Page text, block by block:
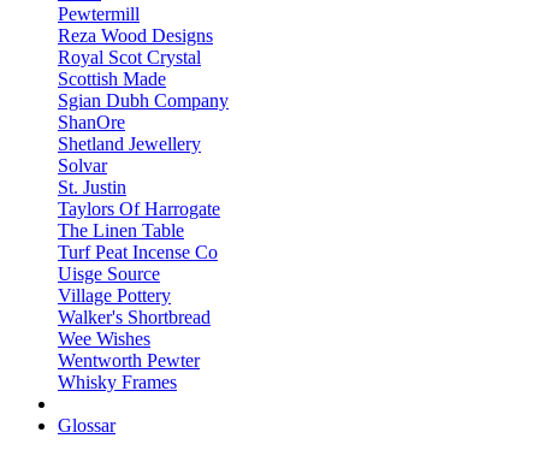
Pewtermill
Reza Wood Designs
Royal Scot Crystal
Scottish Made
Sgian Dubh Company
ShanOre
Shetland Jewellery
Solvar
St. Justin
Taylors Of Harrogate
The Linen Table
Turf Peat Incense Co
Uisge Source
Village Pottery
Walker's Shortbread
Wee Wishes
Wentworth Pewter
Whisky Frames
Glossar